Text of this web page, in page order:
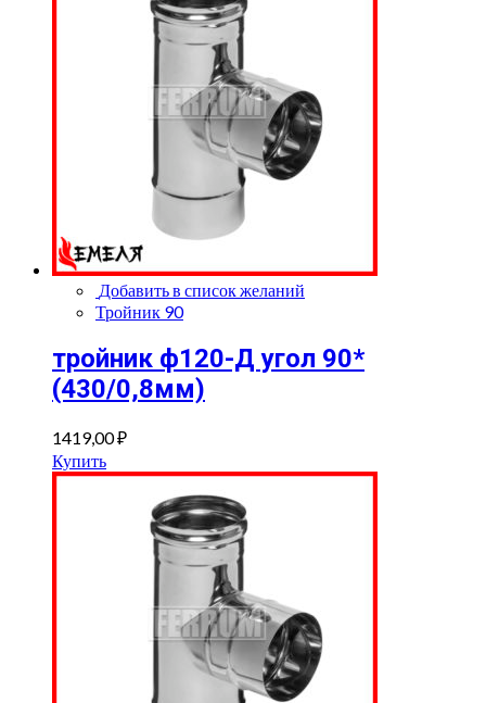
Добавить в список желаний
Тройник 90
тройник ф120-Д угол 90*
(430/0,8мм)
1419,00₽
Купить